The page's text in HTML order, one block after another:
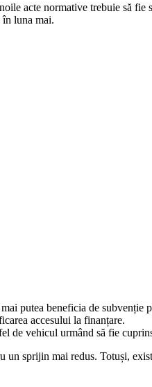
acte normative trebuie să
în luna mai.
putea beneficia de subvenție
accesului la finanțare.
de vehicul urmând să fie
sprijin mai redus. Totuși,